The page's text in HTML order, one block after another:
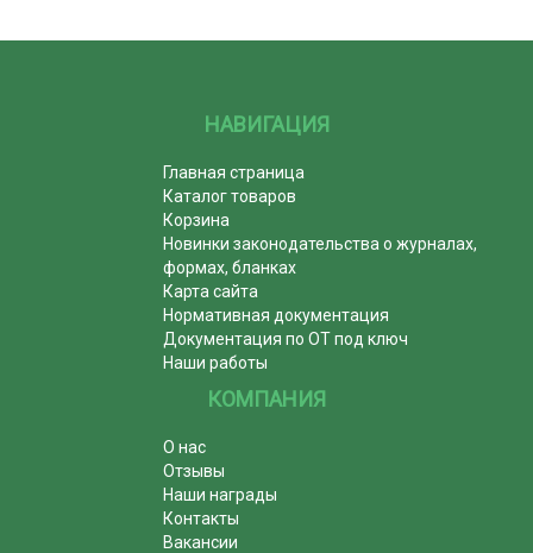
НАВИГАЦИЯ
Главная страница
Каталог товаров
Корзина
Новинки законодательства о журналах,
формах, бланках
Карта сайта
Нормативная документация
Документация по ОТ под ключ
Наши работы
КОМПАНИЯ
О нас
Отзывы
Наши награды
Контакты
Вакансии